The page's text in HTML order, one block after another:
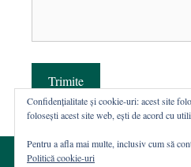
Trimite
Confidențialitate și cookie-uri: acest site
folosești acest site web, ești de acord cu
Pentru a afla mai multe, inclusiv cum să
Politică cookie-uri